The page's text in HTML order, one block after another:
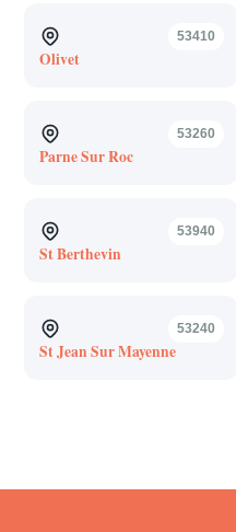
53410
Olivet
53260
Parne Sur Roc
53940
St Berthevin
53240
St Jean Sur Mayenne